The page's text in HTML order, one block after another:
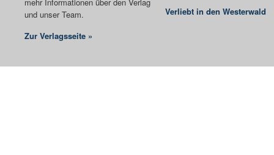
und unser Team.
Zur Verlagsseite »
Verliebt in den Westerwald